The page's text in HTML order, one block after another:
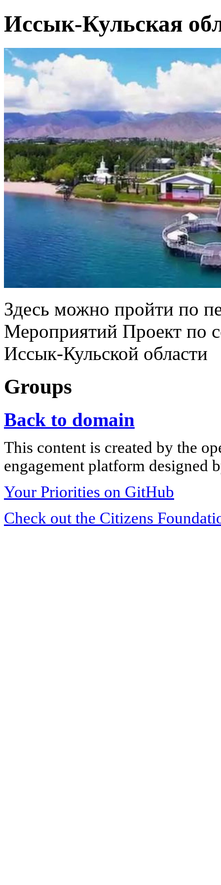
Иссык-Кульская
Здесь можно пройти по
Мероприятий Проект по
Иссык-Кульской области
Groups
Back to domain
This content is created by the
engagement platform designed
Your Priorities on GitHub
Check out the Citizens